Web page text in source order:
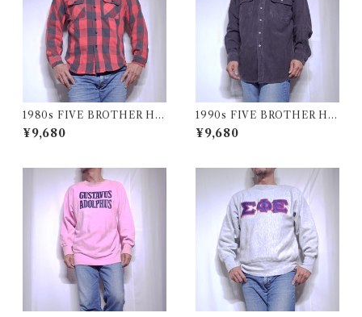
1980s FIVE BROTHER He
avy Flannel Shirt / ブロック
チェック バッファロー ヘビー
¥9,680
1990s FIVE BROTHER He
avy Flannel Shirt CHAMOI
S CLOTH Black USA / ファ
¥9,680